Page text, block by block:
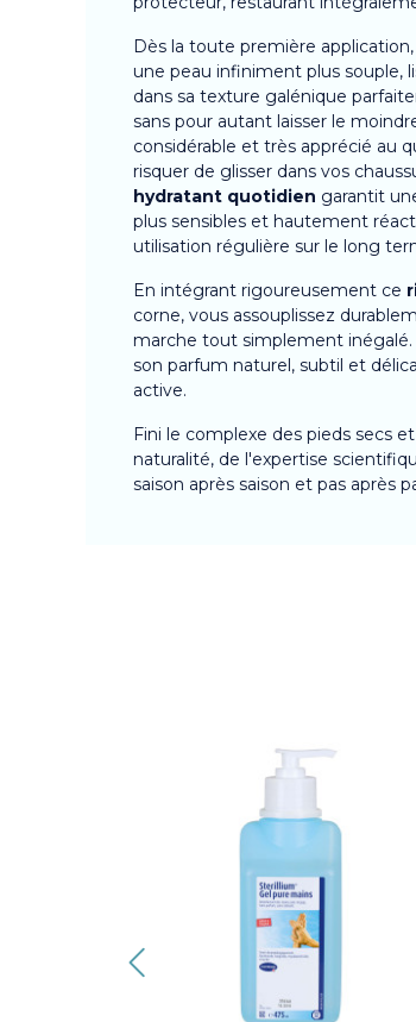
Dès la toute première
une peau infiniment plus souple,
dans sa texture galénique
sans pour autant laisser le
considérable et très apprécié au
risquer de glisser dans vos
hydratant quotidien garantit
plus sensibles et hautement
utilisation régulière sur le long
En intégrant rigoureusement ce
corne, vous assouplissez
marche tout simplement
son parfum naturel, subtil et
active.
Fini le complexe des pieds secs
naturalité, de l'expertise
saison après saison et pas après